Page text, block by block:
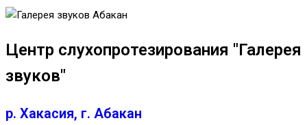
Центр слухопротезирования "Галерея
звуков"
р. Хакасия, г. Абакан